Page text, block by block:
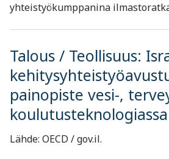
yhteistyökumppanina
Talous / Teollisuus:
painopiste vesi-,
koulutusteknologiassa
Lähde: OECD / gov.il.